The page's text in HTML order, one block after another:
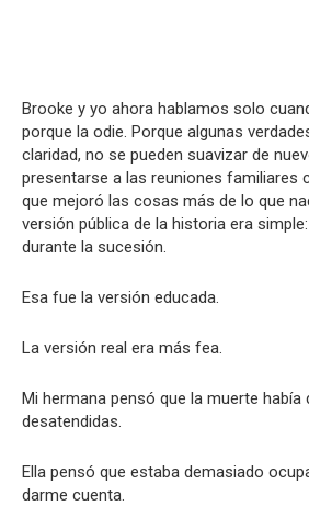
Brooke y yo ahora hablamos solo
porque la odie. Porque algunas
claridad, no se pueden suavizar de
presentarse a las reuniones familiares
que mejoró las cosas más de lo que
versión pública de la historia era
durante la sucesión.
Esa fue la versión educada.
La versión real era más fea.
Mi hermana pensó que la muerte había
desatendidas.
Ella pensó que estaba demasiado
darme cuenta.